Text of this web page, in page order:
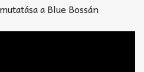
a Blue Bossán